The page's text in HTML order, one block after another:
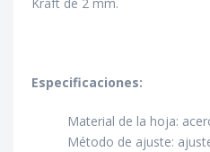
Especificaciones:
Material de la hoja:
Método de ajuste: